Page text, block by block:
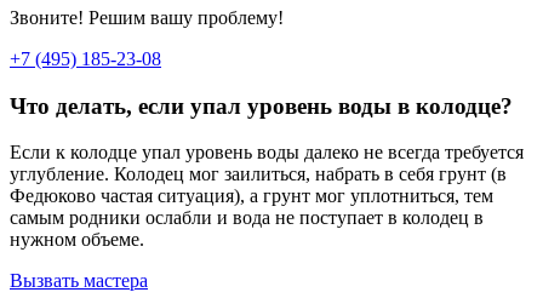
Звоните! Решим вашу проблему!
+7 (495) 185-23-08
Что делать, если упал уровень воды в колодце?
Если к колодце упал уровень воды далеко не всегда требуется
углубление. Колодец мог заилиться, набрать в себя грунт (в
Федюково частая ситуация), а грунт мог уплотниться, тем
самым родники ослабли и вода не поступает в колодец в
нужном объеме.
Вызвать мастера